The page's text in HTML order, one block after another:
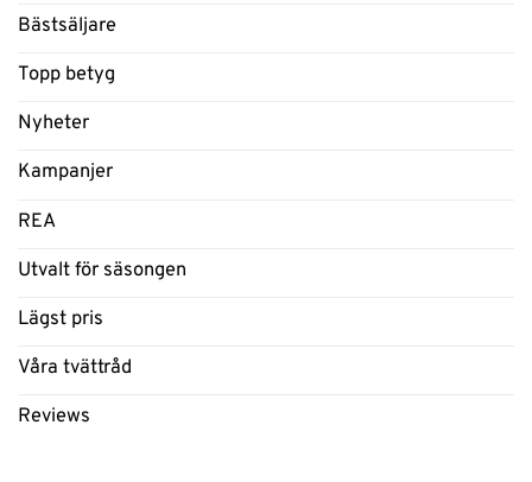
Bästsäljare
Topp betyg
Nyheter
Kampanjer
REA
Utvalt för säsongen
Lägst pris
Våra tvättråd
Reviews